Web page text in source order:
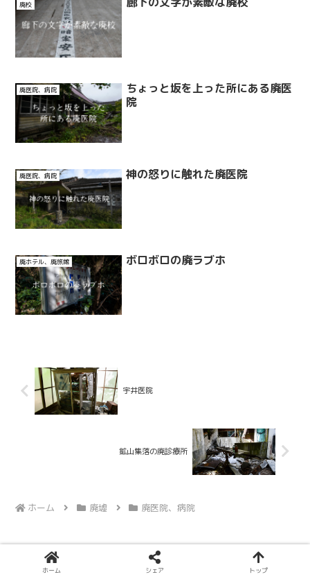
廃校
廃医院、病院
ちょっと坂を上った所にある廃医
院
廃医院、病院 神の怒りに触れた廃医院
廃ホテル、廃旅館 ボロボロの廃ラブホ
宇井医院
鉱山集落の廃診療所
ホーム 廃墟 廃医院、病院
ホーム シェア トップ